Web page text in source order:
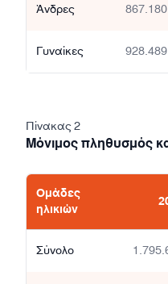
Άνδρες 867.180
Γυναίκες 928.489
Πίνακας 2
Μόνιμος πληθυσμός
Ομάδες
ηλικιών
Σύνολο